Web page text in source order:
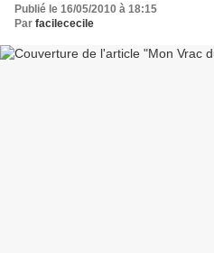
Publié le 16/05/2010 à 18:15
Par facilececile